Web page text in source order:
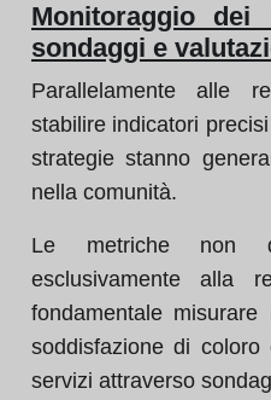
Monitoraggio dei
sondaggi e
Parallelamente alle
stabilire indicatori
strategie stanno
nella comunità.
Le metriche non
esclusivamente alla
fondamentale
soddisfazione di
servizi attraverso